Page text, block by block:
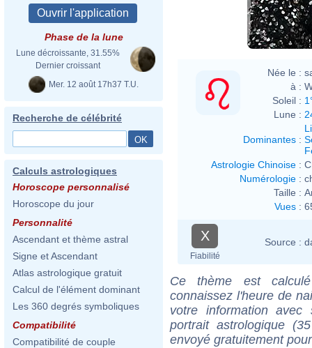
Phase de la lune
Lune décroissante, 31.55%
Dernier croissant
Mer. 12 août 17h37 T.U.
Recherche de célébrité
Calculs astrologiques
Horoscope personnalisé
Horoscope du jour
Personnalité
Ascendant et thème astral
Signe et Ascendant
Atlas astrologique gratuit
Calcul de l'élément dominant
Les 360 degrés symboliques
Compatibilité
Compatibilité de couple
Née le :
à :
Soleil :
Lune :
Dominantes :
Astrologie Chinoise :
Numérologie :
Taille :
Vues :
X
Fiabilité
Source :
Ce thème est
connaissez l'heure de
votre information
portrait astrologique
envoyé gratuitement